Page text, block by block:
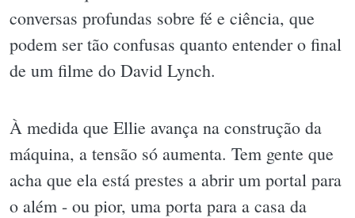
conversas profundas sobre fé e ciência, que
podem ser tão confusas quanto entender o final
de um filme do David Lynch.
À medida que Ellie avança na construção da
máquina, a tensão só aumenta. Tem gente que
acha que ela está prestes a abrir um portal para
o além - ou pior, uma porta para a casa da